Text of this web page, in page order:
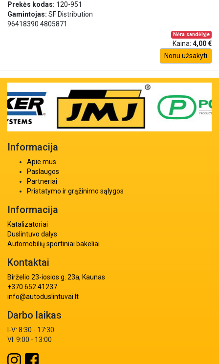
Prekės kodas: 120-951
Gamintojas: SF Distribution
96418390 4805871
Nėra sandėlyje
Kaina: 4,00 €
Noriu užsakyti
Informacija
Apie mus
Paslaugos
Partneriai
Pristatymo ir grąžinimo sąlygos
Informacija
Katalizatoriai
Duslintuvo dalys
Automobilių sportiniai bakeliai
Kontaktai
Birželio 23-iosios g. 23a, Kaunas
+370 652 41237
info@autoduslintuvai.lt
Darbo laikas
I-V: 8:30 - 17:30
VI: 9:00 - 13:00